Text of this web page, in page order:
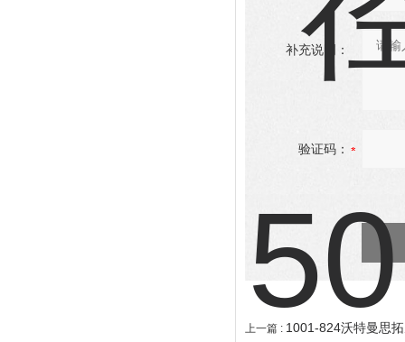
补充说明：
验证码：
上一篇 : 1001-824沃特曼思